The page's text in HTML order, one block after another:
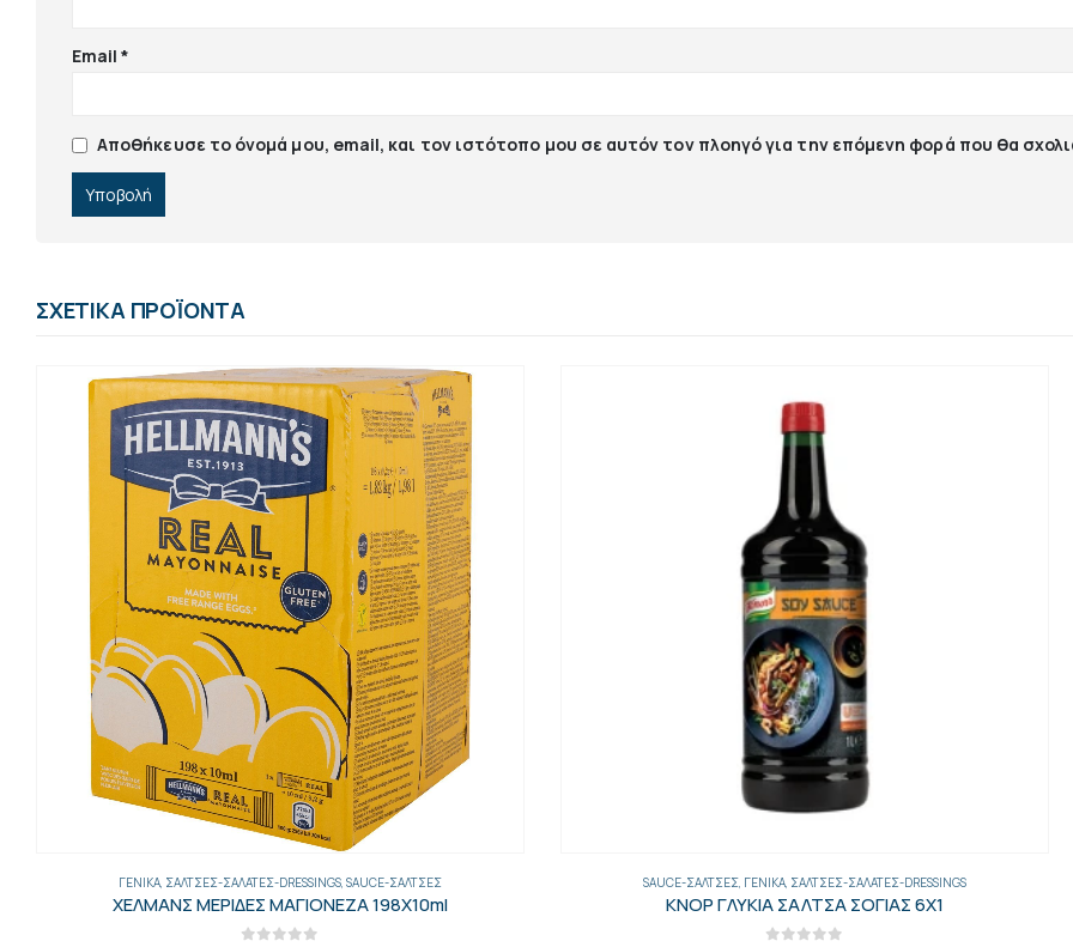
Email*
Αποθήκευσε το όνομά μου, email, και τον ιστότοπο μου σε αυτόν τον πλοηγό για την επόμενη φορά που θα
ΣΧΕΤΙΚΆ ΠΡΟΪΌΝΤΑ
ΓΕΝΙΚΑ, ΣΆΛΤΣΕΣ-ΣΑΛΆΤΕΣ-DRESSINGS, SAUCE-ΣΆΛΤΣΕΣ
ΧΕΛΜΑΝΣ ΜΕΡΙΔΕΣ ΜΑΓΙΟΝΕΖΑ 198Χ10ml
SAUCE-ΣΆΛΤΣΕΣ, ΓΕΝΙΚΑ, ΣΆΛΤΣΕΣ-ΣΑΛΆΤΕΣ-DRESSINGS
ΚΝΟΡ ΓΛΥΚΙΑ ΣΑΛΤΣΑ ΣΟΓΙΑΣ 6Χ1